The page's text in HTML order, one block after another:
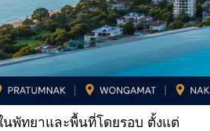
พัทยาและพื้นที่โดยรอบ ตั้งแต่